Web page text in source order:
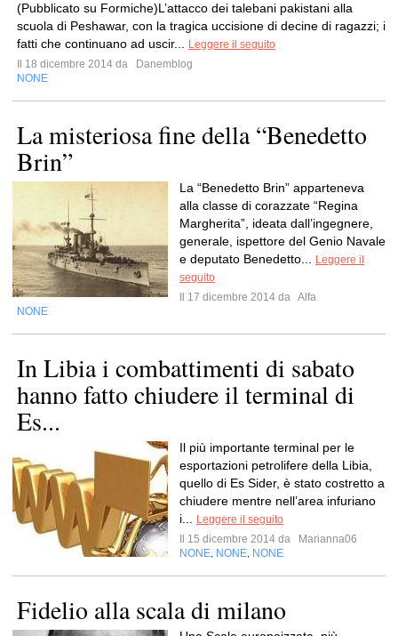
(Pubblicato su Formiche)L’attacco dei talebani pakistani alla
scuola di Peshawar, con la tragica uccisione di decine di ragazzi; i
fatti che continuano ad uscir...
Leggere il seguito
Il 18 dicembre 2014 da
Danemblog
NONE
La misteriosa fine della “Benedetto
Brin”
La “Benedetto Brin” apparteneva
alla classe di corazzate “Regina
Margherita”, ideata dall’ingegnere,
generale, ispettore del Genio Navale
e deputato Benedetto...
Leggere il
seguito
Il 17 dicembre 2014 da Alfa
NONE
In Libia i combattimenti di sabato
hanno fatto chiudere il terminal di
Es...
Il più importante terminal per le
esportazioni petrolifere della Libia,
quello di Es Sider, è stato costretto a
chiudere mentre nell’area infuriano
i...
Leggere il seguito
Il 15 dicembre 2014 da
Marianna06
NONE NONE NONE
Fidelio alla scala di milano